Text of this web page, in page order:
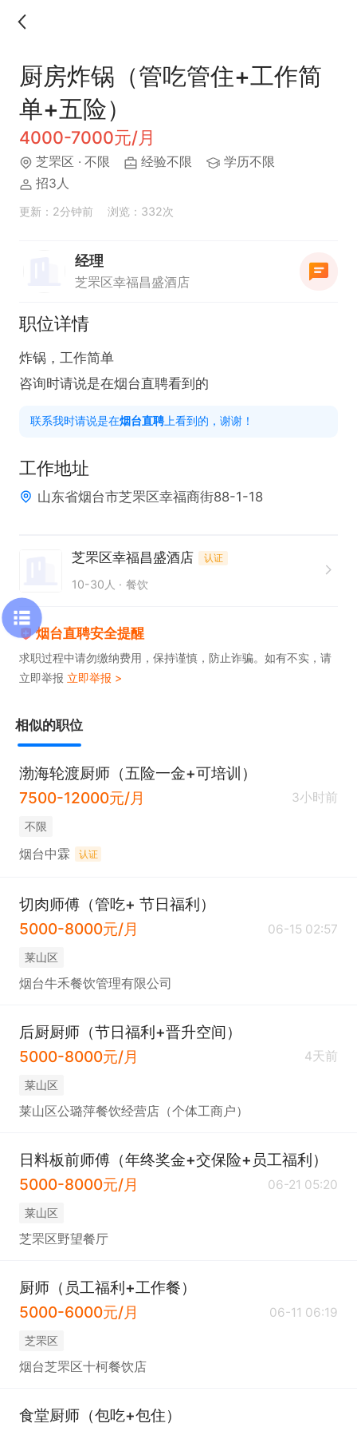
厨房炸锅（管吃管住+工作简
单+五险）
4000-7000元/月
芝罘区 · 不限 经验不限
学历不限
招3人
更新：2分钟前 浏览：332次
经理
芝罘区幸福昌盛酒店
职位详情
炸锅，工作简单
咨询时请说是在烟台直聘看到的
联系我时请说是在烟台直聘 上看到的，谢谢！
工作地址
山东省烟台市芝罘区幸福商街88-1-18
芝罘区幸福昌盛酒店 认证
10-30人 餐饮
烟台直聘安全提醒
求职过程中请勿缴纳费用，保持谨慎，防止诈骗。如有不实，请
立即举报 立即举报 >
相似的职位
渤海轮渡厨师（五险一金+可培训）
7500-12000元/月
3小时前
不限
烟台中霖 认证
切肉师傅（管吃+ 节日福利）
5000-8000元/月
06-15 02:57
莱山区
烟台牛禾餐饮管理有限公司
后厨厨师（节日福利+晋升空间）
5000-8000元/月
4天前
莱山区
莱山区公璐萍餐饮经营店（个体工商户）
日料板前师傅（年终奖金+交保险+员工福利）
5000-8000元/月
06-21 05:20
莱山区
芝罘区野望餐厅
厨师（员工福利+工作餐）
5000-6000元/月
06-11 06:19
芝罘区
烟台芝罘区十柯餐饮店
食堂厨师（包吃+包住）